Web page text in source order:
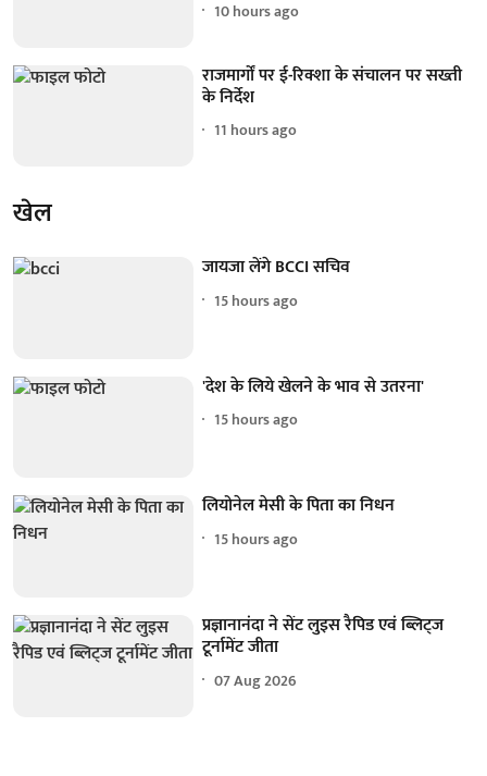
10 hours ago
राजमार्गों पर ई-रिक्शा के संचालन पर सख्ती
के निर्देश
11 hours ago
खेल
जायजा लेंगे BCCI सचिव
15 hours ago
'देश के लिये खेलने के भाव से उतरना'
15 hours ago
लियोनेल मेसी के पिता का निधन
15 hours ago
प्रज्ञानानंदा ने सेंट लुइस रैपिड एवं ब्लिट्ज
टूर्नामेंट जीता
07 Aug 2026